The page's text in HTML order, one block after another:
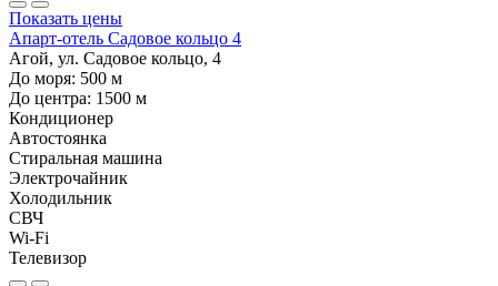
Показать цены
Апарт-отель Садовое кольцо 4
Агой, ул. Садовое кольцо, 4
До моря: 500 м
До центра: 1500 м
Кондиционер
Автостоянка
Стиральная машина
Электрочайник
Холодильник
СВЧ
Wi-Fi
Телевизор